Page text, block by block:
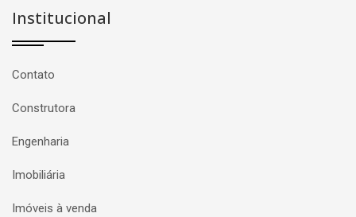
Institucional
Contato
Construtora
Engenharia
Imobiliária
Imóveis à venda